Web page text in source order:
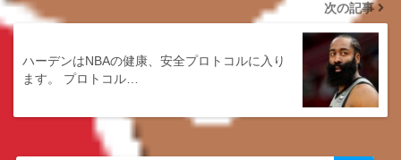
次の記事
ハーデンはNBAの健康、安全プロトコルに入り
ます。 プロトコル…